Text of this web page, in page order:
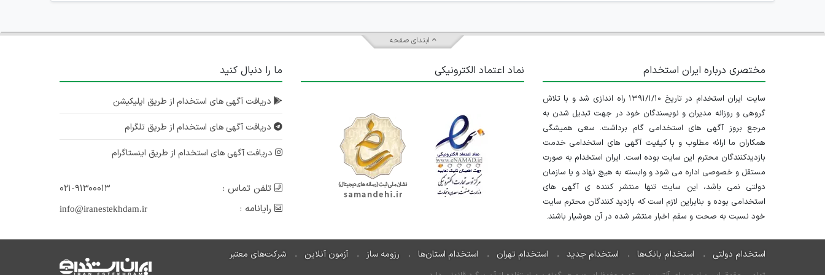
ابتدای صفحه
مختصری درباره ایران استخدام
سایت ایران استخدام در تاریخ ۱۳۹۱/۱/۱۰ راه اندازی شد و با تلاش
گروهی و روزانه مدیران و نویسندگان خود در جهت تبدیل شدن به
مرجع بروز آگهی های استخدامی گام برداشت. سعی همیشگی
همکاران ما ارائه مطلوب و با کیفیت آگهی های استخدامی خدمت
بازدیدکنندگان محترم این سایت بوده است. ایران استخدام به صورت
مستقل و خصوصی اداره می شود و وابسته به هیچ نهاد و یا سازمان
دولتی نمی باشد، این سایت تنها منتشر کننده ی آگهی های
استخدامی بوده و بنابراین لازم است که بازدید کنندگان محترم سایت
خود نسبت به صحت و سقم اخبار منتشر شده در آن هوشیار باشند.
نماد اعتماد الکترونیکی ما را دنبال کنید
دریافت آگهی های استخدام از طریق اپلیکیشن
دریافت آگهی های استخدام از طریق تلگرام
دریافت آگهی های استخدام از طریق اینستاگرام
تلفن تماس :
۰۲۱-۹۱۳۰۰۰۱۳
رایانامه :
info@iranestekhdam.ir
استخدام دولتی استخدام بانک‌ها استخدام جدید استخدام تهران استخدام استان‌ها رزومه ساز آزمون آنلاین شرکت‌های معتبر